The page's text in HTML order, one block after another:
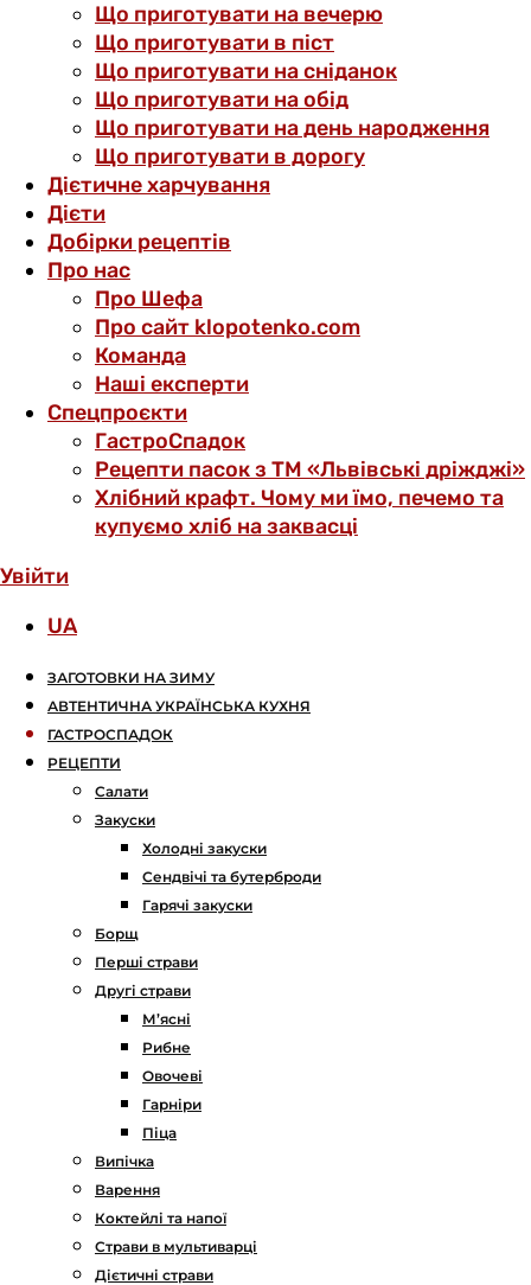
Що приготувати на вечерю
Що приготувати в піст
Що приготувати на сніданок
Що приготувати на обід
Що приготувати на день народження
Що приготувати в дорогу
Дієтичне харчування
Дієти
Добірки рецептів
Про нас
Про Шефа
Про сайт klopotenko.com
Команда
Наші експерти
Спецпроєкти
ГастроСпадок
Рецепти пасок з ТМ «Львівські дріжджі»
Хлібний крафт. Чому ми їмо, печемо та
купуємо хліб на заквасці
Увійти
UA
ЗАГОТОВКИ НА ЗИМУ
АВТЕНТИЧНА УКРАЇНСЬКА КУХНЯ
ГАСТРОСПАДОК
РЕЦЕПТИ
Салати
Закуски
Холодні закуски
Сендвічі та бутерброди
Гарячі закуски
Борщ
Перші страви
Другі страви
М’ясні
Рибне
Овочеві
Гарніри
Піца
Випічка
Варення
Коктейлі та напої
Страви в мультиварці
Дієтичні страви